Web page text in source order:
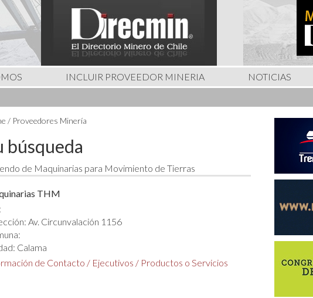
INCLUIR PROVEEDOR MINERIA NOTICIAS
/ Proveedores Minería
búsqueda
de Maquinarias para Movimiento de Tierras
THM
Av. Circunvalación 1156
Calama
de Contacto / Ejecutivos / Productos o Servicios